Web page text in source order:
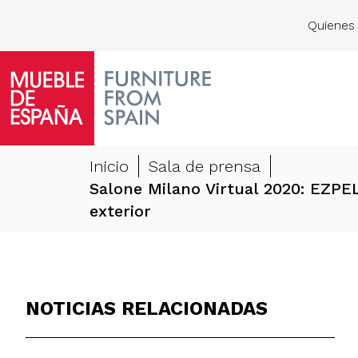
Inicio
Sala de prensa
Salone Milano Virtual 2020:
exterior
NOTICIAS RELACIONADAS